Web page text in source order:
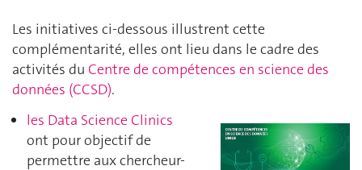
Les initiatives ci-dessous illustrent cette
complémentarité, elles ont lieu dans le cadre des
activités du Centre de compétences en science des
données (CCSD).
les Data Science Clinics
ont pour objectif de
permettre aux chercheur-